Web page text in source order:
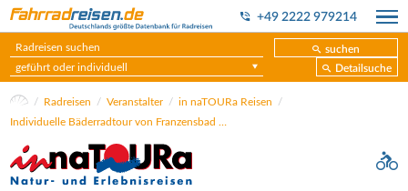
+49 2222 979214
suchen
geführt oder individuell
Detailsuche
Radreisen Veranstalter
in naTOURa Reisen
Individuelle Bäderradtour von Franzensbad nach Prag